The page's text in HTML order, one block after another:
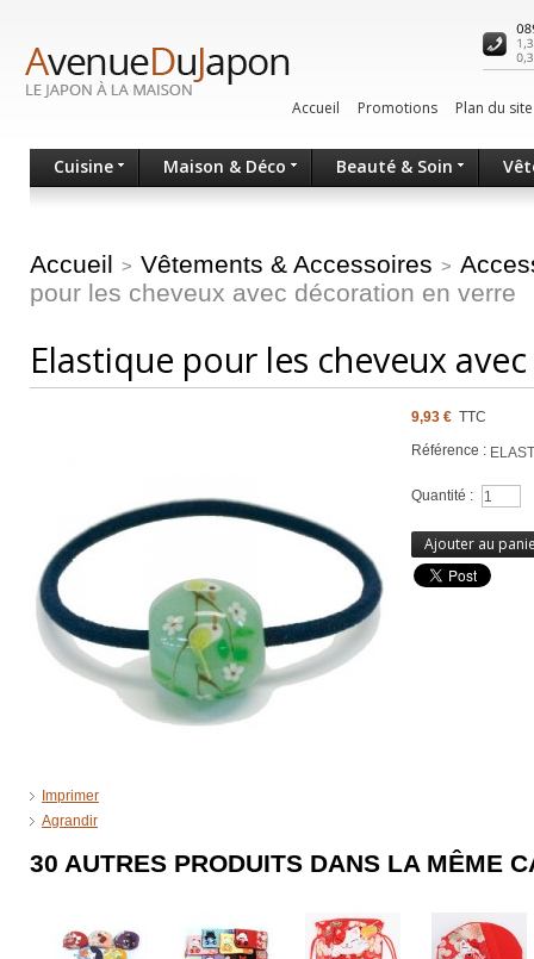
Accueil Promotions Plan du site
Cuisine Maison & Déco Beauté & Soin
Accueil > Vêtements & Accessoires >
pour les cheveux avec décoration en verre
Elastique pour les cheveux
Imprimer
Agrandir
9,93 € TTC
Référence :
Quantité :
Ajouter au
30 AUTRES PRODUITS DANS LA MÊME